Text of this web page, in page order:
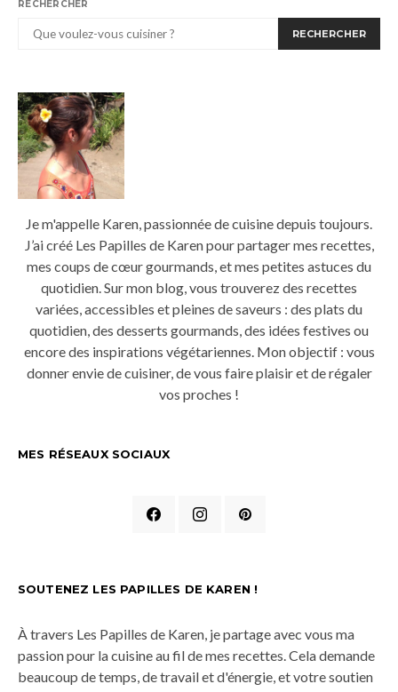
RECHERCHER
RECHERCHER
Je m'appelle Karen, passionnée de cuisine depuis toujours.
J’ai créé Les Papilles de Karen pour partager mes recettes,
mes coups de cœur gourmands, et mes petites astuces du
quotidien. Sur mon blog, vous trouverez des recettes
variées, accessibles et pleines de saveurs : des plats du
quotidien, des desserts gourmands, des idées festives ou
encore des inspirations végétariennes. Mon objectif : vous
donner envie de cuisiner, de vous faire plaisir et de régaler
vos proches !
MES RÉSEAUX SOCIAUX
SOUTENEZ LES PAPILLES DE KAREN !
À travers Les Papilles de Karen, je partage avec vous ma
passion pour la cuisine au fil de mes recettes. Cela demande
beaucoup de temps, de travail et d'énergie, et votre soutien